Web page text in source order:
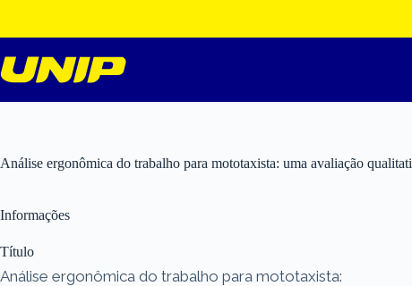
o
conteúdo
Análise ergonômica do trabalho para mototaxista: uma avaliação
Informações
Título
Análise ergonômica do trabalho para mototaxista: